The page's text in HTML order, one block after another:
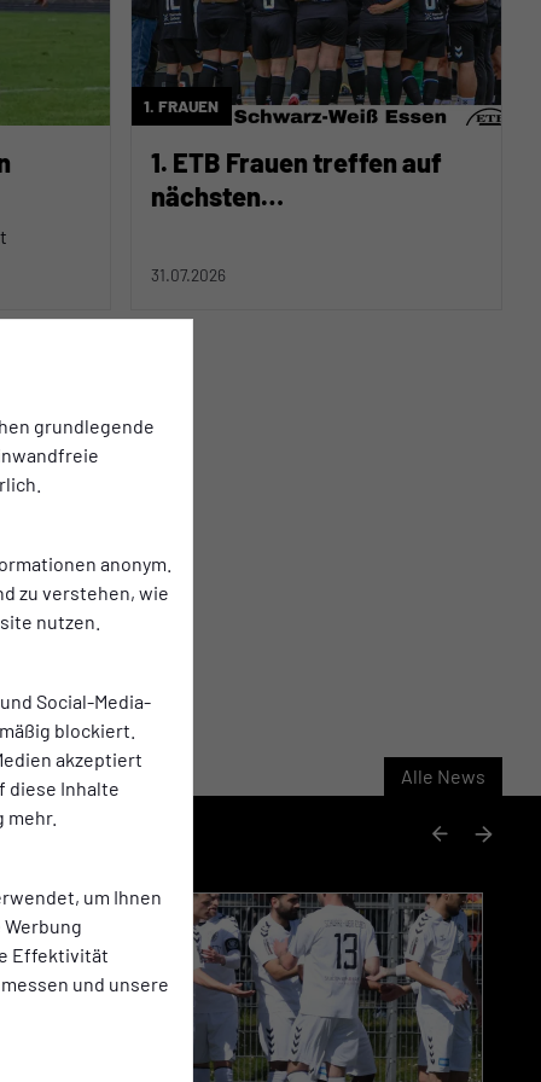
grundlegende
anonym.
zu verstehen, wie
nutzen.
Social-Media-
blockiert.
akzeptiert
diese Inhalte
mehr.
um Ihnen
Effektivität
und unsere
1. FRAUEN
1. ETB Frauen treffen auf
nächsten
31.07.2026
Alle News